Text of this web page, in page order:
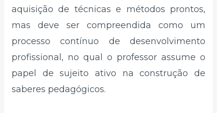
aquisição de técnicas e métodos prontos,
mas deve ser compreendida como um
processo contínuo de desenvolvimento
profissional, no qual o professor assume o
papel de sujeito ativo na construção de
saberes pedagógicos.